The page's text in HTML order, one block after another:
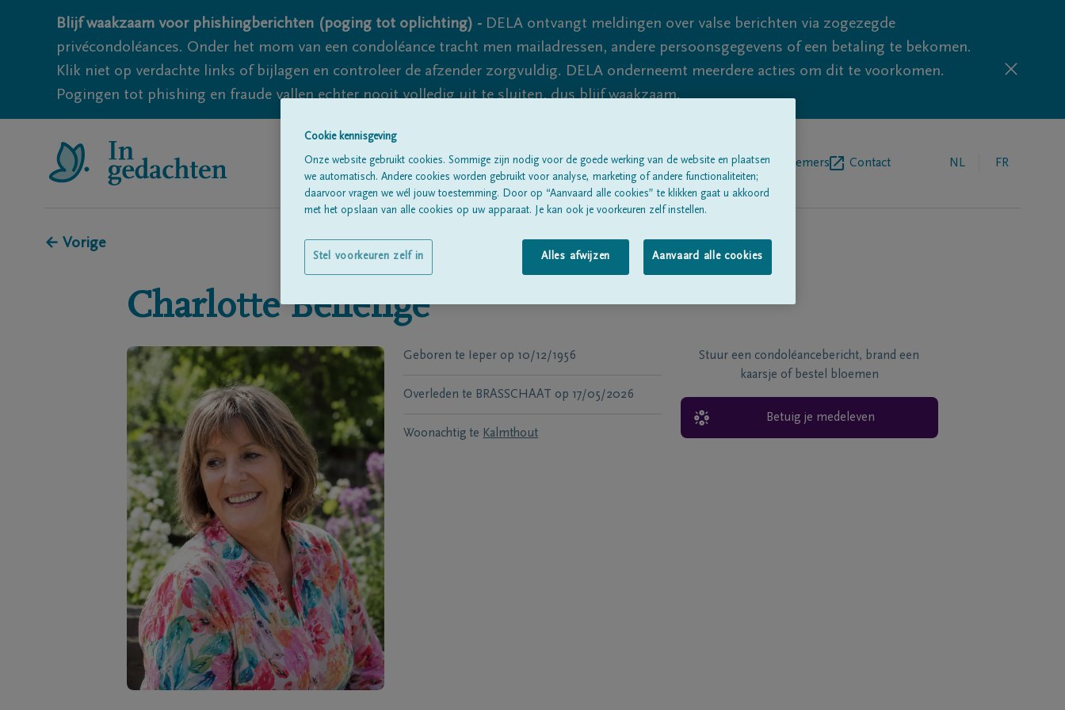
Blijf waakzaam voor phishingberichten (poging tot oplichting) - DELA ontvangt meldingen over valse berichten via zogezegde
privécondoléances. Onder het mom van een condoléance tracht men mailadressen, andere persoonsgegevens of een betaling te bekomen.
Klik niet op verdachte links of bijlagen en controleer de afzender zorgvuldig. DELA onderneemt meerdere acties om dit te voorkomen.
Pogingen tot phishing en fraude vallen echter nooit volledig uit te sluiten, dus blijf waakzaam.
Alle rouwberichtenOver onsBegrafenisondernemers Contact NL FR
← Vorige
Charlotte Bellengé
Geboren te Ieper op 10/12/1956
Overleden te BRASSCHAAT op 17/05/2026
Woonachtig te Kalmthout
Stuur een condoléancebericht, brand een
kaarsje of bestel bloemen
Betuig je medeleven
Cookie kennisgeving
Onze website gebruikt cookies. Sommige zijn nodig voor de goede werking van de website en plaatsen
we automatisch. Andere cookies worden gebruikt voor analyse, marketing of andere functionaliteiten;
daarvoor vragen we wél jouw toestemming. Door op “Aanvaard alle cookies” te klikken gaat u akkoord
met het opslaan van alle cookies op uw apparaat. Je kan ook je voorkeuren zelf instellen.
Alles afwijzen Aanvaard alle cookies
Stel voorkeuren zelf in